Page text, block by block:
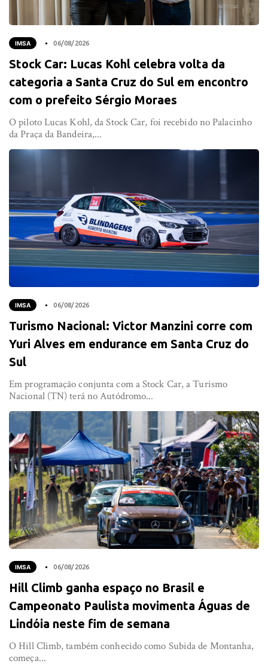
IMSA 06/08/2026
Stock Car: Lucas Kohl celebra volta da
categoria a Santa Cruz do Sul em encontro
com o prefeito Sérgio Moraes
O piloto Lucas Kohl, da Stock Car, foi recebido no Palacinho
da Praça da Bandeira,...
IMSA 06/08/2026
Turismo Nacional: Victor Manzini corre com
Yuri Alves em endurance em Santa Cruz do
Sul
Em programação conjunta com a Stock Car, a Turismo
Nacional (TN) terá no Autódromo...
IMSA 06/08/2026
Hill Climb ganha espaço no Brasil e
Campeonato Paulista movimenta Águas de
Lindóia neste fim de semana
O Hill Climb, também conhecido como Subida de Montanha,
começa...